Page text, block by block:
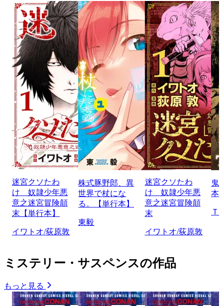
迷宮クソたわ
け 奴隷少年悪
意之迷宮冒険顛
末【単行本】
イワトオ/荻原敦
株式豚野郎、異
世界で杖にな
る。【単行本】
東毅
迷宮クソたわ
け 奴隷少年悪
意之迷宮冒険顛
末
イワトオ/荻原敦
鬼
本
Ｔ
ミステリー・サスペンスの作品
もっと見る